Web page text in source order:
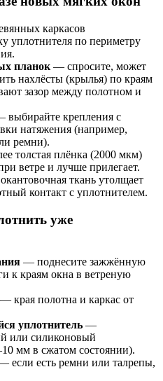
каркасов
уплотнителя по периметру
планок — спросите, может
нахлёсты (крылья) по краям
зазор между полотном и
выбирайте крепления с
натяжения (например,
ремни).
толстая плёнка (2000 мкм)
ветре и лучше прилегает.
ткань утолщает
контакт с уплотнителем.
уже
— поднесите зажжённую
к краям окна в ветреную
— края полотна и каркас от
уплотнитель —
или силиконовый
мм в сжатом состоянии).
если есть ремни или талрепы,